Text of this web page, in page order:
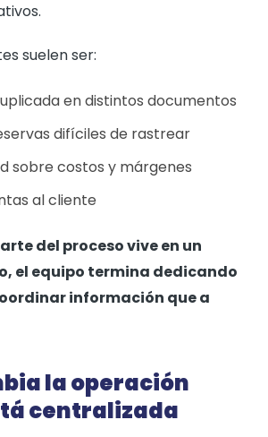
suelen ser:
en distintos documentos
difíciles de rastrear
sobre costos y márgenes
al cliente
del proceso vive en un
el equipo termina dedicando
información que a
la operación
centralizada